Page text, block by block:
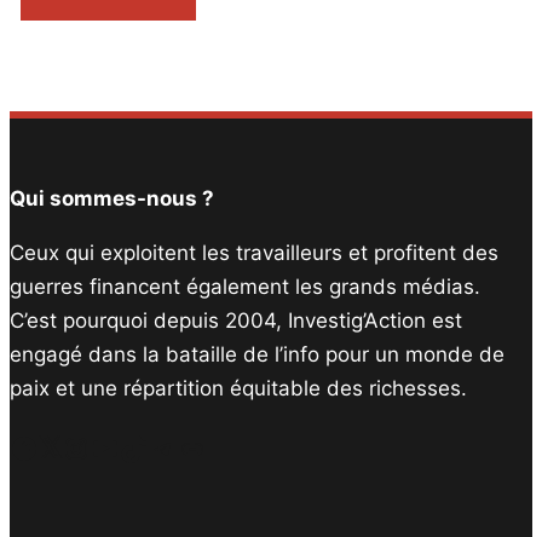
Qui sommes-nous ?
Ceux qui exploitent les travailleurs et profitent des
guerres financent également les grands médias.
C’est pourquoi depuis 2004, Investig’Action est
engagé dans la bataille de l’info pour un monde de
paix et une répartition équitable des richesses.